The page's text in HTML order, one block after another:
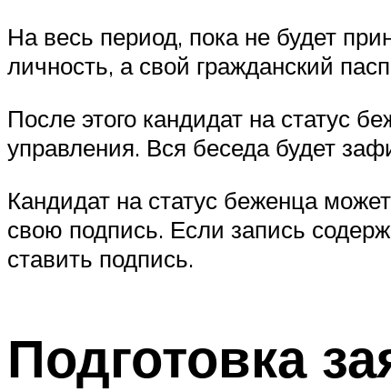
На весь период, пока не будет
личность, а свой гражданский
После этого кандидат на статус
управления. Вся беседа будет
Кандидат на статус беженца
свою подпись. Если запись
ставить подпись.
Подготовка